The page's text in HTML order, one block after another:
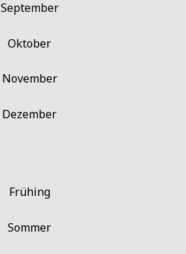
September
Oktober
November
Dezember
Frühing
Sommer